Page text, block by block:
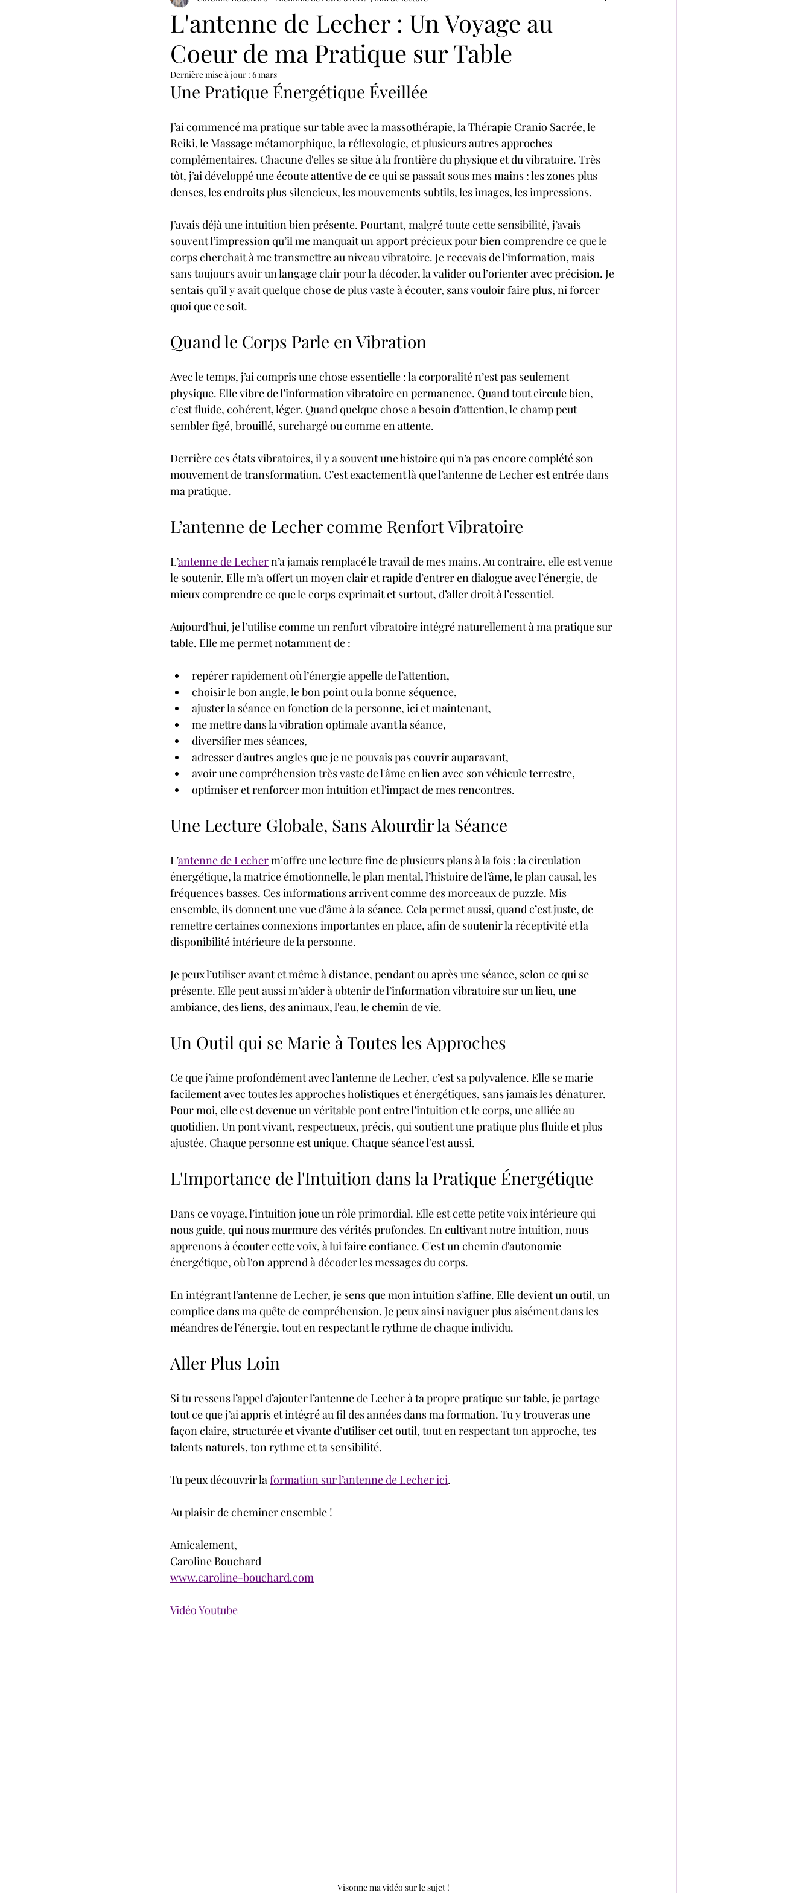
L'antenne de Lecher : Un Voyage au
Coeur de ma Pratique sur Table
Dernière mise à jour : 6 mars
Une Pratique Énergétique Éveillée
J’ai commencé ma pratique sur table avec la massothérapie, la Thérapie Cranio Sacrée, le
Reiki, le Massage métamorphique, la réflexologie, et plusieurs autres approches
complémentaires. Chacune d'elles se situe à la frontière du physique et du vibratoire. Très
tôt, j’ai développé une écoute attentive de ce qui se passait sous mes mains : les zones plus
denses, les endroits plus silencieux, les mouvements subtils, les images, les impressions.
J’avais déjà une intuition bien présente. Pourtant, malgré toute cette sensibilité, j’avais
souvent l’impression qu’il me manquait un apport précieux pour bien comprendre ce que le
corps cherchait à me transmettre au niveau vibratoire. Je recevais de l’information, mais
sans toujours avoir un langage clair pour la décoder, la valider ou l’orienter avec précision. Je
sentais qu’il y avait quelque chose de plus vaste à écouter, sans vouloir faire plus, ni forcer
quoi que ce soit.
Quand le Corps Parle en Vibration
Avec le temps, j’ai compris une chose essentielle : la corporalité n’est pas seulement
physique. Elle vibre de l’information vibratoire en permanence. Quand tout circule bien,
c’est fluide, cohérent, léger. Quand quelque chose a besoin d’attention, le champ peut
sembler figé, brouillé, surchargé ou comme en attente.
Derrière ces états vibratoires, il y a souvent une histoire qui n’a pas encore complété son
mouvement de transformation. C’est exactement là que l’antenne de Lecher est entrée dans
ma pratique.
L’antenne de Lecher comme Renfort Vibratoire
L’antenne de Lecher n’a jamais remplacé le travail de mes mains. Au contraire, elle est venue
le soutenir. Elle m’a offert un moyen clair et rapide d’entrer en dialogue avec l’énergie, de
mieux comprendre ce que le corps exprimait et surtout, d’aller droit à l’essentiel.
Aujourd’hui, je l’utilise comme un renfort vibratoire intégré naturellement à ma pratique sur
table. Elle me permet notamment de :
repérer rapidement où l’énergie appelle de l’attention,
choisir le bon angle, le bon point ou la bonne séquence,
ajuster la séance en fonction de la personne, ici et maintenant,
me mettre dans la vibration optimale avant la séance,
diversifier mes séances,
adresser d'autres angles que je ne pouvais pas couvrir auparavant,
avoir une compréhension très vaste de l'âme en lien avec son véhicule terrestre,
optimiser et renforcer mon intuition et l'impact de mes rencontres.
Une Lecture Globale, Sans Alourdir la Séance
L’antenne de Lecher m’offre une lecture fine de plusieurs plans à la fois : la circulation
énergétique, la matrice émotionnelle, le plan mental, l’histoire de l’âme, le plan causal, les
fréquences basses. Ces informations arrivent comme des morceaux de puzzle. Mis
ensemble, ils donnent une vue d'âme à la séance. Cela permet aussi, quand c’est juste, de
remettre certaines connexions importantes en place, afin de soutenir la réceptivité et la
disponibilité intérieure de la personne.
Je peux l’utiliser avant et même à distance, pendant ou après une séance, selon ce qui se
présente. Elle peut aussi m’aider à obtenir de l’information vibratoire sur un lieu, une
ambiance, des liens, des animaux, l'eau, le chemin de vie.
Un Outil qui se Marie à Toutes les Approches
Ce que j’aime profondément avec l’antenne de Lecher, c’est sa polyvalence. Elle se marie
facilement avec toutes les approches holistiques et énergétiques, sans jamais les dénaturer.
Pour moi, elle est devenue un véritable pont entre l’intuition et le corps, une alliée au
quotidien. Un pont vivant, respectueux, précis, qui soutient une pratique plus fluide et plus
ajustée. Chaque personne est unique. Chaque séance l’est aussi.
L'Importance de l'Intuition dans la Pratique Énergétique
Dans ce voyage, l’intuition joue un rôle primordial. Elle est cette petite voix intérieure qui
nous guide, qui nous murmure des vérités profondes. En cultivant notre intuition, nous
apprenons à écouter cette voix, à lui faire confiance. C'est un chemin d'autonomie
énergétique, où l'on apprend à décoder les messages du corps.
En intégrant l’antenne de Lecher, je sens que mon intuition s’affine. Elle devient un outil, un
complice dans ma quête de compréhension. Je peux ainsi naviguer plus aisément dans les
méandres de l’énergie, tout en respectant le rythme de chaque individu.
Aller Plus Loin
Si tu ressens l’appel d’ajouter l’antenne de Lecher à ta propre pratique sur table, je partage
tout ce que j’ai appris et intégré au fil des années dans ma formation. Tu y trouveras une
façon claire, structurée et vivante d’utiliser cet outil, tout en respectant ton approche, tes
talents naturels, ton rythme et ta sensibilité.
Tu peux découvrir la formation sur l’antenne de Lecher ici.
Au plaisir de cheminer ensemble !
Amicalement,
Caroline Bouchard
www.caroline-bouchard.com
Vidéo Youtube
Visonne ma vidéo sur le sujet !